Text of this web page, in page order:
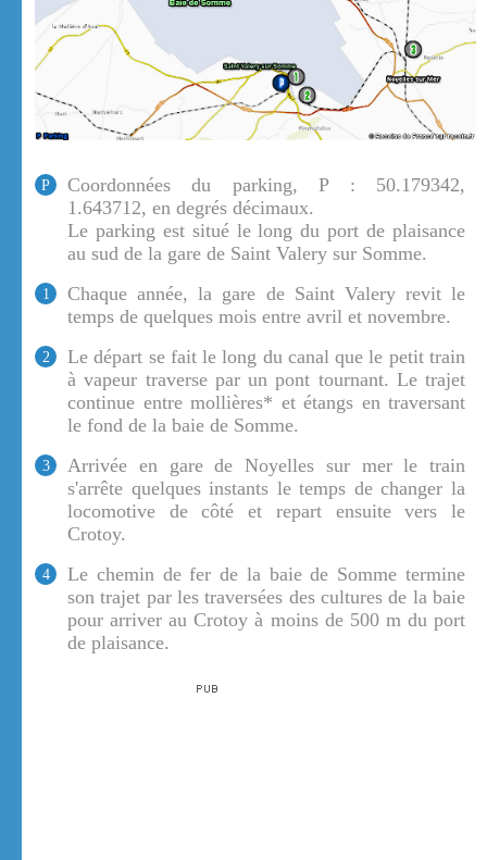
P
Coordonnées du parking, P : 50.179342,
1.643712, en degrés décimaux.
Le parking est situé le long du port de plaisance
au sud de la gare de Saint Valery sur Somme.
1
Chaque année, la gare de Saint Valery revit le
temps de quelques mois entre avril et novembre.
2
Le départ se fait le long du canal que le petit train
à vapeur traverse par un pont tournant. Le trajet
continue entre mollières* et étangs en traversant
le fond de la baie de Somme.
3
Arrivée en gare de Noyelles sur mer le train
s'arrête quelques instants le temps de changer la
locomotive de côté et repart ensuite vers le
Crotoy.
4
Le chemin de fer de la baie de Somme termine
son trajet par les traversées des cultures de la baie
pour arriver au Crotoy à moins de 500 m du port
de plaisance.